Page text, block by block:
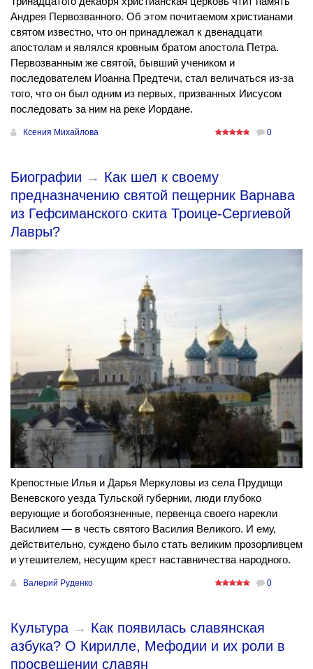
Андрея Первозванного. Об этом почитаемом христианами
святом известно, что он принадлежал к двенадцати
апостолам и являлся кровным братом апостола Петра.
Первозванным же святой, бывший учеником и
последователем Иоанна Предтечи, стал величаться из-за
того, что он был одним из первых, призванных Иисусом
последовать за ним на реке Иордане.
Ксения Михайлова 0
Биографии → Как шел к своему
предназначению святой пещерник Варнава
из Гефсиманского скита Троице-Сергиевой
Лавры?
Крепостные Илья и Дарья Меркуловы из села Прудищи
Веневского уезда Тульской губернии, люди глубоко
верующие и богобоязненные, первенца своего нарекли
Василием — в честь святого Василия Великого. И ему,
действительно, суждено было стать великим прозорливцем
и утешителем, несущим крест наставничества народного.
Валерий Руденко 0
Культура → Как появилась славянская
азбука? О Кирилле, Мефодии и их роли в
просвещении славян